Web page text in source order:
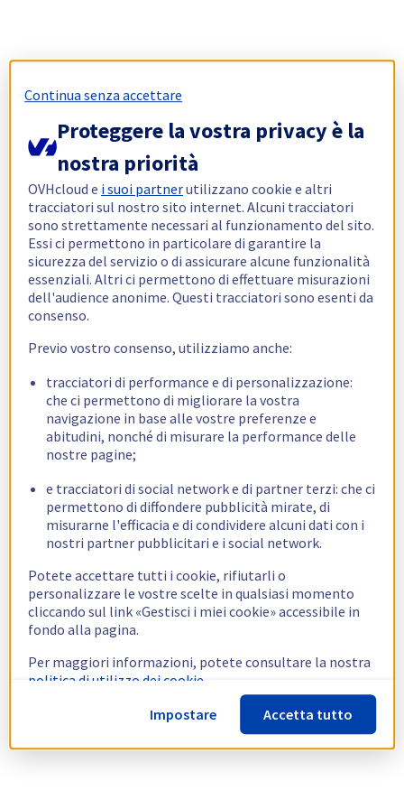
Continua senza accettare
Proteggere la vostra privacy è la
nostra priorità
OVHcloud e i suoi partnerutilizzano cookie e altri
tracciatori sul nostro sito internet. Alcuni tracciatori
sono strettamente necessari al funzionamento del sito.
Essi ci permettono in particolare di garantire la
sicurezza del servizio o di assicurare alcune funzionalità
essenziali. Altri ci permettono di effettuare misurazioni
dell'audience anonime. Questi tracciatori sono esenti da
consenso.
Previo vostro consenso, utilizziamo anche:
tracciatori di performance e di personalizzazione:
che ci permettono di migliorare la vostra
navigazione in base alle vostre preferenze e
abitudini, nonché di misurare la performance delle
nostre pagine;
e tracciatori di social network e di partner terzi: che ci
permettono di diffondere pubblicità mirate, di
misurarne l'efficacia e di condividere alcuni dati con i
nostri partner pubblicitari e i social network.
Potete accettare tutti i cookie, rifiutarli o
personalizzare le vostre scelte in qualsiasi momento
cliccando sul link «Gestisci i miei cookie» accessibile in
fondo alla pagina.
Per maggiori informazioni, potete consultare la nostra
politica di utilizzo dei cookie.
Impostare
Accetta tutto